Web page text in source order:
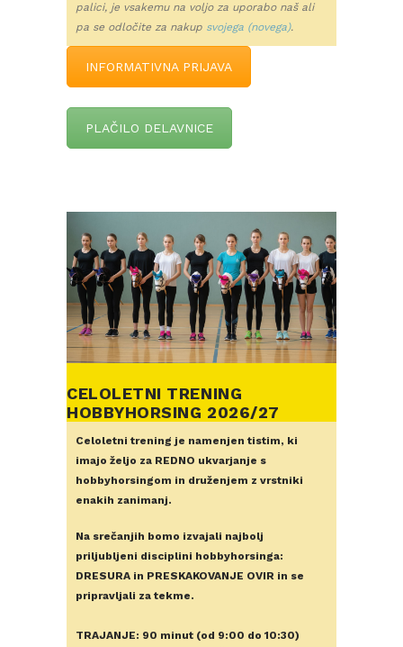
palici, je vsakemu na voljo za uporabo naš ali
pa se odločite za nakup svojega (novega).
INFORMATIVNA PRIJAVA
PLAČILO DELAVNICE
CELOLETNI TRENING
HOBBYHORSING 2026/27
Celoletni trening je namenjen tistim, ki
imajo željo za REDNO ukvarjanje s
hobbyhorsingom in druženjem z vrstniki
enakih zanimanj.
Na srečanjih bomo izvajali najbolj
priljubljeni disciplini hobbyhorsinga:
DRESURA in PRESKAKOVANJE OVIR in se
pripravljali za tekme.
TRAJANJE: 90 minut (od 9:00 do 10:30)